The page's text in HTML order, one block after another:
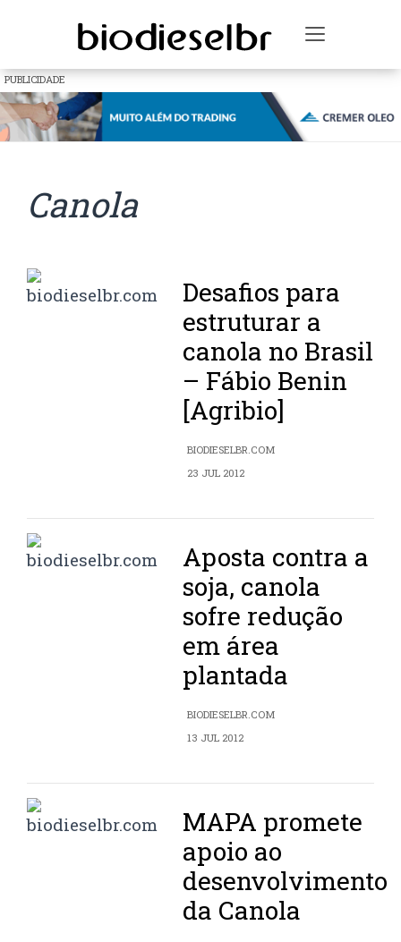
Toggle
PUBLICIDADE
Canola
Desafios para
estruturar a
canola no Brasil
– Fábio Benin
[Agribio]
BIODIESELBR.COM
23 JUL 2012
Aposta contra a
soja, canola
sofre redução
em área
plantada
BIODIESELBR.COM
13 JUL 2012
MAPA promete
apoio ao
desenvolvimento
da Canola